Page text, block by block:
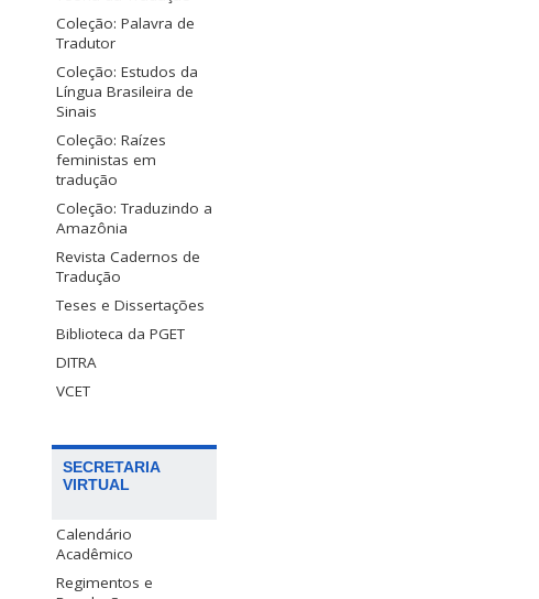
Coleção: Palavra de
Tradutor
Coleção: Estudos da
Língua Brasileira de
Sinais
Coleção: Raízes
feministas em
tradução
Coleção: Traduzindo a
Amazônia
Revista Cadernos de
Tradução
Teses e Dissertações
Biblioteca da PGET
DITRA
VCET
SECRETARIA
VIRTUAL
Calendário
Acadêmico
Regimentos e